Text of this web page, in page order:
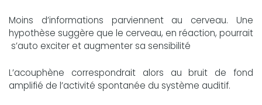
Moins d’informations parviennent au cerveau. Une
hypothèse suggère que le cerveau, en réaction, pourrait
s’auto exciter et augmenter sa sensibilité
L’acouphène correspondrait alors au bruit de fond
amplifié de l’activité spontanée du système auditif.